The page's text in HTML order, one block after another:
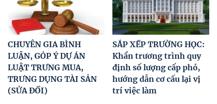
CHUYÊN GIA BÌNH
LUẬN, GÓP Ý DỰ ÁN
LUẬT TRƯNG MUA,
TRƯNG DỤNG TÀI SẢN
(SỬA ĐỔI)
SẮP XẾP TRƯỜNG HỌC:
Khẩn trương trình quy
định số lượng cấp phó,
hướng dẫn cơ cấu lại vị
trí việc làm